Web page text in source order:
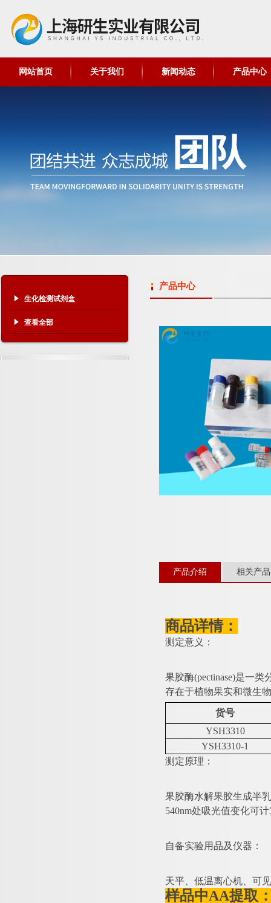
网站首页 关于我们 新闻动态 产品中心
生化检测试剂盒
查看全部
产品中心
产品介绍 相关产品
商品详情：
测定意义：
果胶酶(pectinase)是一
存在于植物果实和微生
货号
YSH3310
YSH3310-1
测定原理：
果胶酶水解果胶生成半
540nm处吸光值变化可
自备实验用品及仪器：
天平、低温离心机、可
样品中AA提取